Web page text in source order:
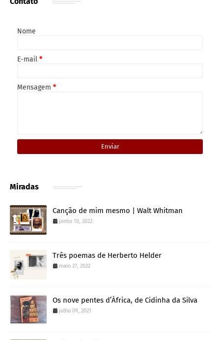
Nome
E-mail *
Mensagem *
Miradas
Canção de mim mesmo | Walt Whitman
junho 10, 2022
Três poemas de Herberto Helder
maio 27, 2022
Os nove pentes d’África, de Cidinha da Silva
julho 09, 2021